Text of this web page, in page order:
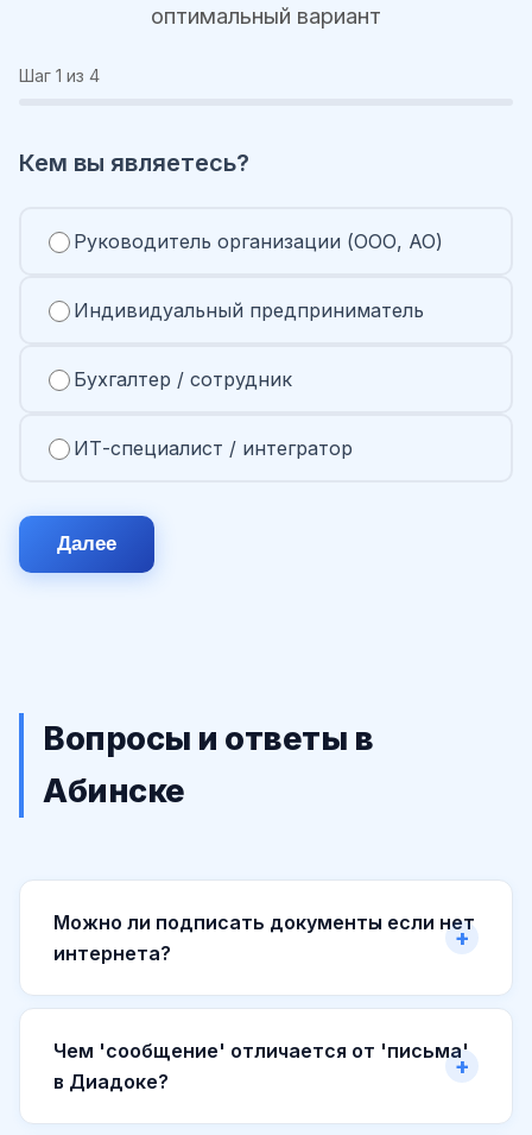
оптимальный вариант
Шаг 1 из 4
Кем вы являетесь?
Руководитель организации (ООО, АО)
Индивидуальный предприниматель
Бухгалтер / сотрудник
ИТ-специалист / интегратор
Далее
Вопросы и ответы в
Абинске
Можно ли подписать документы если нет
интернета?
Чем 'сообщение' отличается от 'письма'
в Диадоке?